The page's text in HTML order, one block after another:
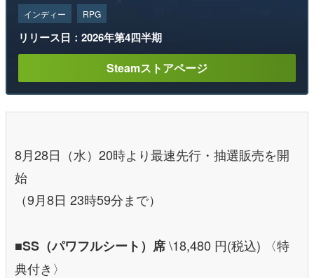
インディー RPG
リリース日：2026年第4四半期
Steamストアページ
8月28日（水）20時より最速先行・抽選販売を開
始
（9月8日 23時59分まで）
■SS（パワフルシート）席\18,480 円(税込) 〈特
典付き〉